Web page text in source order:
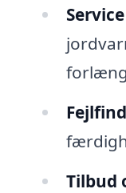
Tilbud